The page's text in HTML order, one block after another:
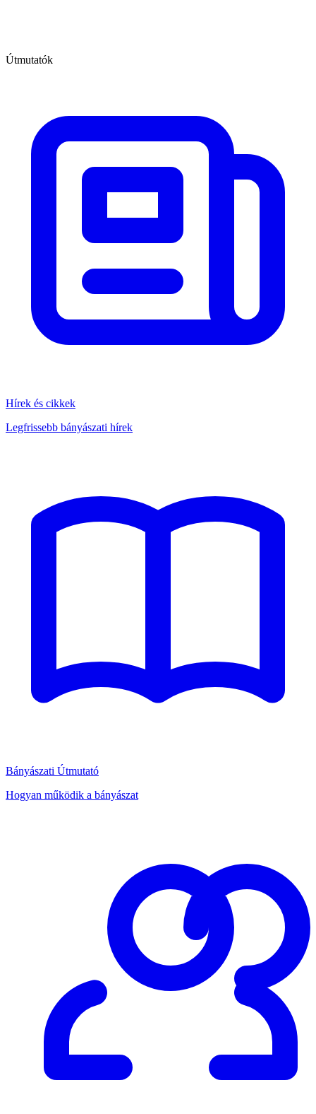
Útmutatók
Hírek és cikkek
Legfrissebb bányászati hírek
Bányászati Útmutató
Hogyan működik a bányászat